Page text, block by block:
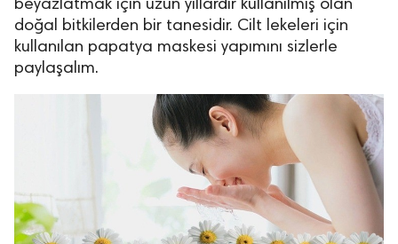
beyazlatmak için uzun yıllardır kullanılmış olan
doğal bitkilerden bir tanesidir. Cilt lekeleri için
kullanılan papatya maskesi yapımını sizlerle
paylaşalım.